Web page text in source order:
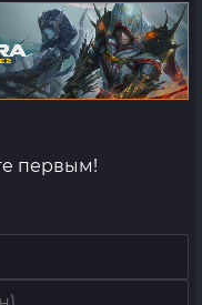
первым!